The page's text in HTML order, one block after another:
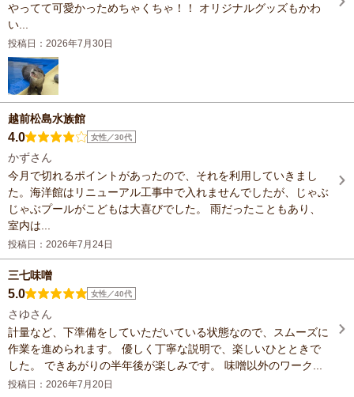
やってて可愛かっためちゃくちゃ！！ オリジナルグッズもかわ
い...
投稿日：2026年7月30日
越前松島水族館
4.0 女性／30代
かずさん
今月で切れるポイントがあったので、それを利用していきまし
た。海洋館はリニューアル工事中で入れませんでしたが、じゃぶ
じゃぶプールがこどもは大喜びでした。 雨だったこともあり、
室内は...
投稿日：2026年7月24日
三七味噌
5.0 女性／40代
さゆさん
計量など、下準備をしていただいている状態なので、スムーズに
作業を進められます。 優しく丁寧な説明で、楽しいひとときで
した。 できあがりの半年後が楽しみです。 味噌以外のワーク...
投稿日：2026年7月20日